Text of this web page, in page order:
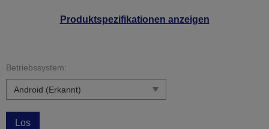
Produktspezifikationen anzeigen
Betriebssystem:
Los